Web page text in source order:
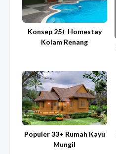
Konsep 25+ Homestay
Kolam Renang
Populer 33+ Rumah Kayu
Mungil